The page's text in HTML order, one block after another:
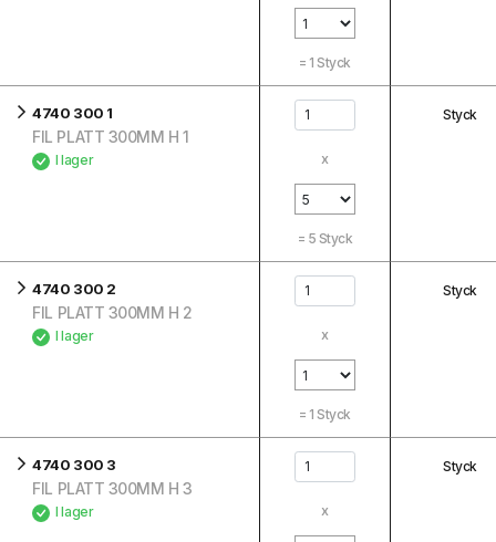
= 1 Styck
4740 300 1
FIL PLATT 300MM H 1
I lager x
= 5 Styck
Styck
4740 300 2
FIL PLATT 300MM H 2
I lager x
= 1 Styck
Styck
4740 300 3
FIL PLATT 300MM H 3
I lager x
Styck